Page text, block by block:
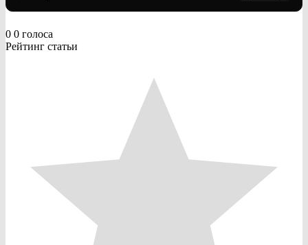
0 0 голоса
Рейтинг статьи